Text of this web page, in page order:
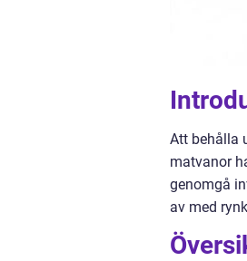
Att behålla
matvanor
genomgå
av med